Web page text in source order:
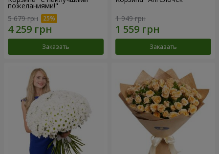
пожеланиями!"
5 679 грн
Заказать
1 949 грн
Заказать